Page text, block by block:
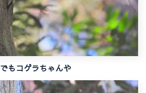
でもコゲラちゃんや